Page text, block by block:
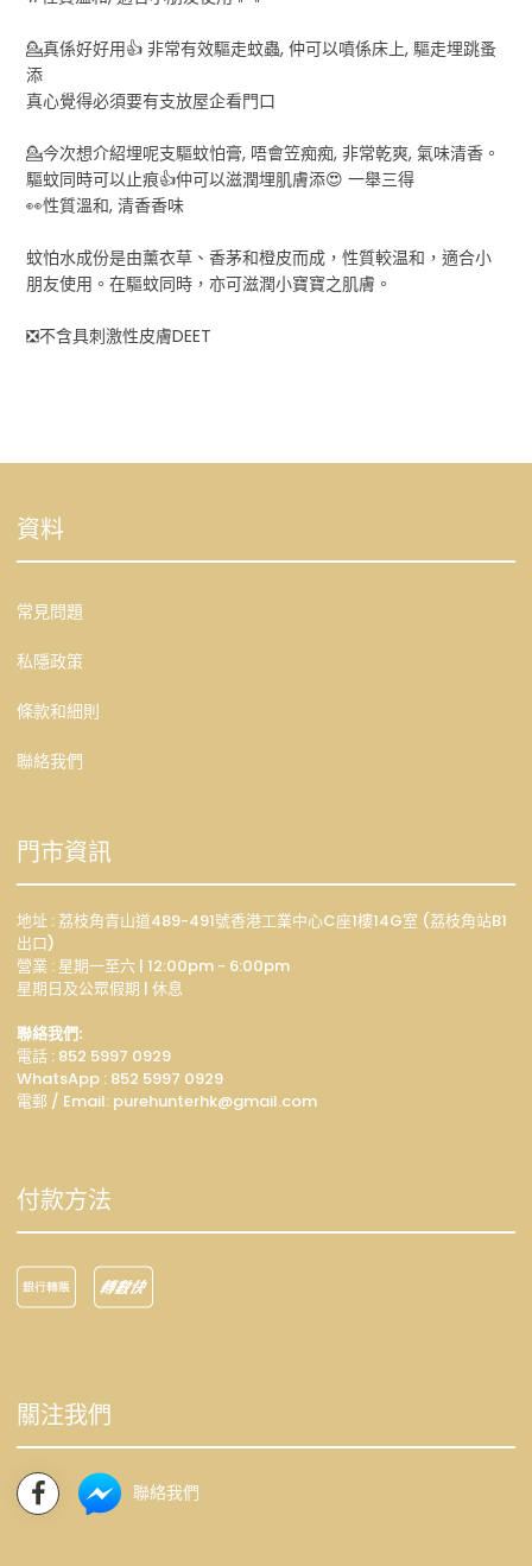
💁真係好好用👍 非常有效驅走蚊蟲, 仲可以噴係床上, 驅走埋跳蚤
添
真心覺得必須要有支放屋企看門口
💁今次想介紹埋呢支驅蚊怕膏, 唔會笠痴痴, 非常乾爽, 氣味清香。
驅蚊同時可以止痕👍仲可以滋潤埋肌膚添😍 一舉三得
👀性質溫和, 清香香味
蚊怕水成份是由薰衣草、香茅和橙皮而成，性質較温和，適合小
朋友使用。在驅蚊同時，亦可滋潤小寶寶之肌膚。
❎不含具刺激性皮膚DEET
資料
常見問題
私隱政策
條款和細則
聯絡我們
門市資訊
地址 : 荔枝角青山道489-491號香港工業中心C座1樓14G室 (荔枝角站B1
出口)
營業 : 星期一至六 | 12:00pm - 6:00pm
星期日及公眾假期 | 休息
聯絡我們:
電話 : 852 5997 0929
WhatsApp : 852 5997 0929
電郵 / Email: purehunterhk@gmail.com
付款方法
關注我們
聯絡我們